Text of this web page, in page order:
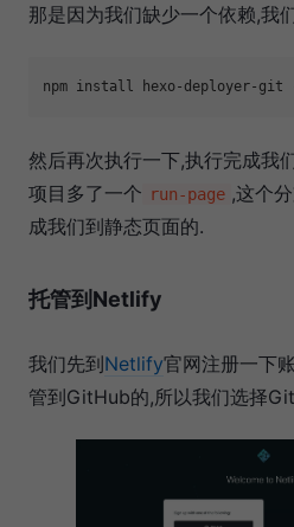
那是因为我们缺少一个依赖,我
然后再次执行一下,执行完成我
项目多了一个 run-page ,这个
成我们到静态页面的.
托管到Netlify
我们先到Netlify官网注册一下
管到GitHub的,所以我们选择